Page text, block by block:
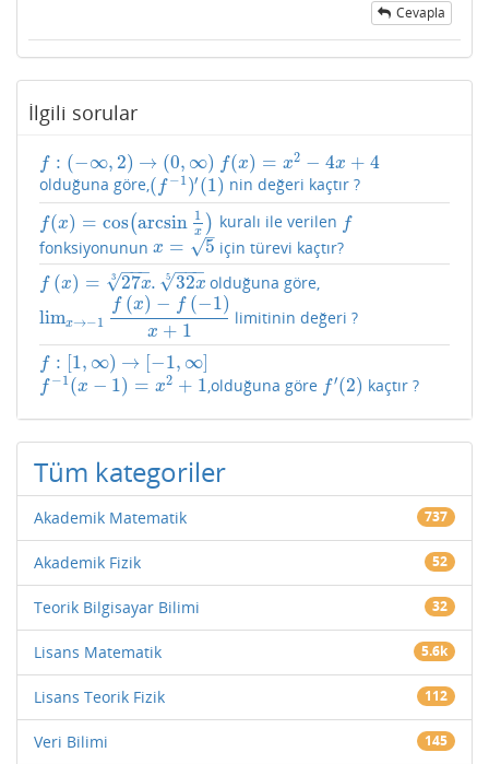
Cevapla
İlgili sorular
f : (−∞, 2) → (0, ∞)
f:( − ∞,2)→(0 ,∞ f(x) = x2 − 4x + 4
f(x)=x 2−4x+ 4
olduğuna göre,( f −1 )′ (1)
(f −1)′(1) nin değeri kaçtır ?
f(x) = cos(arcsin 1
x )
f(x)=cos( arcsin1x) kuralı ile verilen f
f
fonksiyonunun x = 5
–
√
x= 5 için türevi kaçtır?
f (x) = 27x
−−
−
√
3 . 32x
−−
−
√
5
f(x)=27x3 .32x5 olduğuna göre,
limx→−1
f (x) − f (−1)
x + 1
limx→−1 (x)−f(−1)x+1 limitinin değeri ?
f : [1, ∞) → [−1, ∞]
f:[ 1 ∞)→[−1 ,∞]
f −1(x − 1) = x2 + 1
f−1(x−1 )=x 2+ 1 ,olduğuna göre f′(2)
f′(2) kaçtır ?
Tüm kategoriler
Akademik Matematik 737
Akademik Fizik 52
Teorik Bilgisayar Bilimi 32
Lisans Matematik 5.6k
Lisans Teorik Fizik 112
Veri Bilimi 145